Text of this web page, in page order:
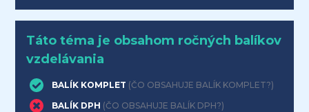
Táto téma je obsahom ročných balíkov
vzdelávania
BALÍK KOMPLET (ČO OBSAHUJE BALÍK KOMPLET?)
BALÍK DPH (ČO OBSAHUJE BALÍK DPH?)